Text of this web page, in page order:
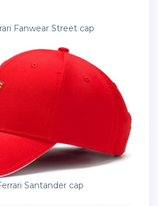
Fanwear Street cap
Santander cap